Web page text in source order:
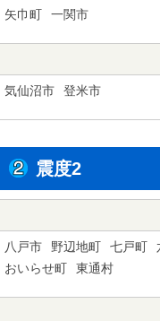
矢巾町 一関市
気仙沼市 登米市
震度2
八戸市 野辺地町 七戸町
おいらせ町
東通村